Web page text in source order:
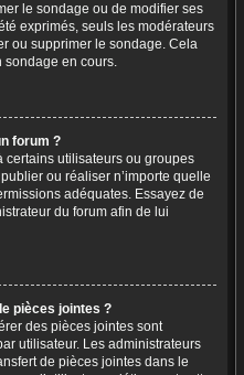
le sondage ou de modifier ses
exprimés, seuls les modérateurs
ou supprimer le sondage. Cela
sondage en cours.
forum ?
certains utilisateurs ou groupes
ou réaliser n’importe quelle
adéquates. Essayez de
du forum afin de lui
pièces jointes ?
des pièces jointes sont
utilisateur. Les administrateurs
de pièces jointes dans le